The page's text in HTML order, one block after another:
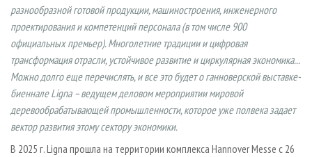
ЦБП
ИНСТРУМЕНТ И МАТЕРИАЛЫ
ГАЗЕТА ЛЕСПРОМФОРУМ
БИБЛИОТЕКА СПЕЦИАЛИСТА
разнообразной готовой продукции, машиностроения, инженерного
проектирования и компетенций персонала (в том числе 900
официальных премьер). Многолетние традиции и цифровая
трансформация отрасли, устойчивое развитие и циркулярная экономика...
Можно долго еще перечислять, и все это будет о ганноверской выставке-
биеннале Ligna – ведущем деловом мероприятии мировой
деревообрабатывающей промышленности, которое уже полвека задает
вектор развития этому сектору экономики.
В 2025 г. Ligna прошла на территории комплекса Hannover Messe с 26